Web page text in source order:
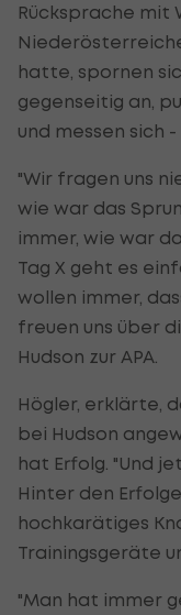
Rücksprache mit
hatte, spornen
gegenseitig an,
und messen sich
"Wir fragen uns
wie war das
immer, wie war
Tag X geht es
wollen immer,
freuen uns über
Hudson zur APA.
Högler, erklärte,
bei Hudson
hat Erfolg. "Und
Hinter den
hochkarätiges
Trainingsgeräte
"Man hat immer